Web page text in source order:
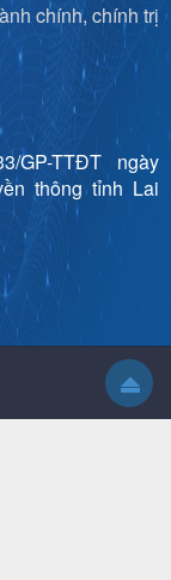
chính, chính trị
GP-TTĐT ngày
thông tỉnh Lai